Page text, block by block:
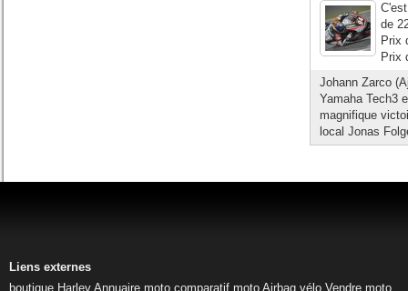
de
Prix
Prix
Johann Zarco
Yamaha Tech3
magnifique
local Jonas
Liens externes
boutique Harley Annuaire moto comparatif moto Airbag vélo Vendre moto